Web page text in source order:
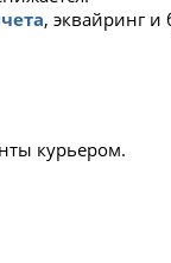
, эквайринг и
курьером.